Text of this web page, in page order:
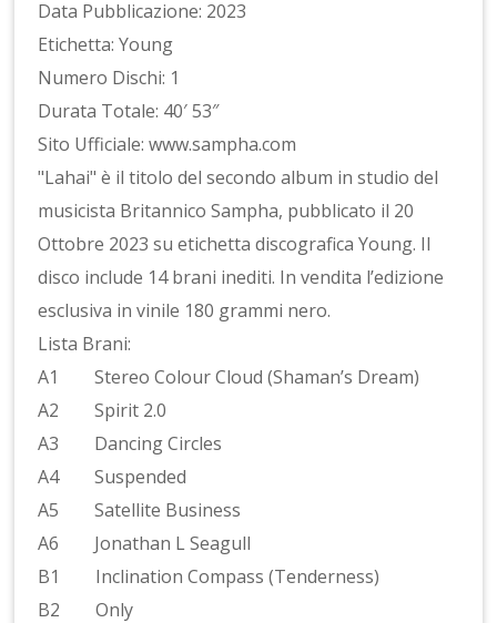
Data Pubblicazione: 2023
Etichetta: Young
Numero Dischi: 1
Durata Totale: 40′ 53″
Sito Ufficiale: www.sampha.com
"Lahai" è il titolo del secondo album in studio del
musicista Britannico Sampha, pubblicato il 20
Ottobre 2023 su etichetta discografica Young. Il
disco include 14 brani inediti. In vendita l’edizione
esclusiva in vinile 180 grammi nero.
Lista Brani:
A1 Stereo Colour Cloud (Shaman’s Dream)
A2 Spirit 2.0
A3 Dancing Circles
A4 Suspended
A5 Satellite Business
A6 Jonathan L Seagull
B1 Inclination Compass (Tenderness)
B2 Only